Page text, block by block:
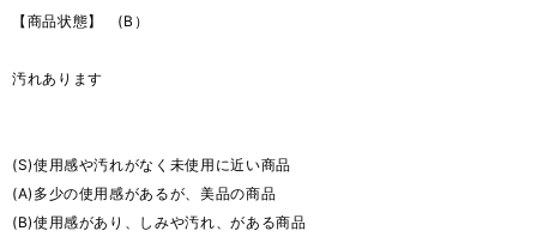
【商品状態】 (B）
汚れあります
(S)使用感や汚れがなく未使用に近い商品
(A)多少の使用感があるが、美品の商品
(B)使用感があり、しみや汚れ、がある商品